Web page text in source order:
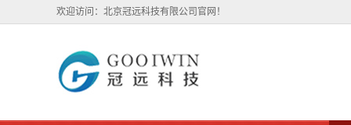
欢迎访问：北京冠远科技有限公司官网！